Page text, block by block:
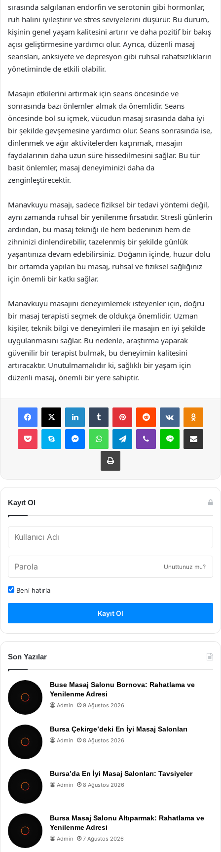
sırasında salgılanan endorfin ve serotonin gibi hormonlar,
ruh halini iyileştirir ve stres seviyelerini düşürür. Bu durum,
kişinin genel yaşam kalitesini artırır ve daha pozitif bir bakış
açısı geliştirmesine yardımcı olur. Ayrıca, düzenli masaj
seansları, anksiyete ve depresyon gibi ruhsal rahatsızlıkların
yönetiminde de etkili olabilir.
Masajın etkilerini artırmak için seans öncesinde ve
sonrasında bazı önlemler almak da önemlidir. Seans
öncesinde bol su içmek, vücudun masaj sırasında daha iyi
bir şekilde gevşemesine yardımcı olur. Seans sonrasında ise,
dinlenmek ve ağır aktivitelerden kaçınmak, masajın
faydalarının daha uzun süre hissedilmesini sağlar. Bu tür
basit önlemler, masaj deneyiminizi daha da
zenginleştirecektir.
Manavkuyu masajı, sadece fiziksel bir tedavi yöntemi değil,
aynı zamanda ruhsal bir yenilenme fırsatıdır. Stresli günlerin
ardından, bu masaj tekniği ile hem bedeninizi hem de
zihninizi dinlendirebilir, tazelenmiş bir şekilde günlük
yaşantınıza devam edebilirsiniz. Doğanın içinde, huzur dolu
bir ortamda yapılan bu masaj, ruhsal ve fiziksel sağlığınız
için önemli bir katkı sağlar.
Manavkuyu masajını deneyimlemek isteyenler için, doğru
bir masaj terapisti seçmek de oldukça önemlidir. Uzman
kişiler, teknik bilgi ve deneyimleri ile masajın en iyi şekilde
uygulanmasını sağlar. Bu nedenle, araştırma yaparak
güvenilir bir terapist bulmak, bu deneyimin kalitesini
artıracaktır. Unutulmamalıdır ki, sağlıklı bir yaşam için
düzenli masaj, önemli bir yere sahiptir.
Facebook
X LinkedInTumblr PinterestReddit VKontakte
Pocket Skype MessengerWhatsAppTelegramViber Line E-Posta ile
Yazdır
Kayıt Ol
Unuttunuz mu?
Beni hatırla
Kayıt Ol
Son Yazılar
Buse Masaj Salonu Bornova: Rahatlama ve
Yenilenme Adresi
Admin 9 Ağustos 2026
Bursa Çekirge’deki En İyi Masaj Salonları
Admin 8 Ağustos 2026
Bursa’da En İyi Masaj Salonları: Tavsiyeler
Admin 8 Ağustos 2026
Bursa Masaj Salonu Altıparmak: Rahatlama ve
Yenilenme Adresi
Admin 7 Ağustos 2026